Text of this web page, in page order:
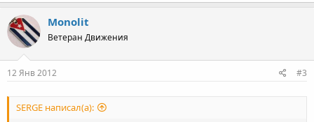
Monolit
Ветеран Движения
12 Янв 2012 #3
SERGE написал(а):